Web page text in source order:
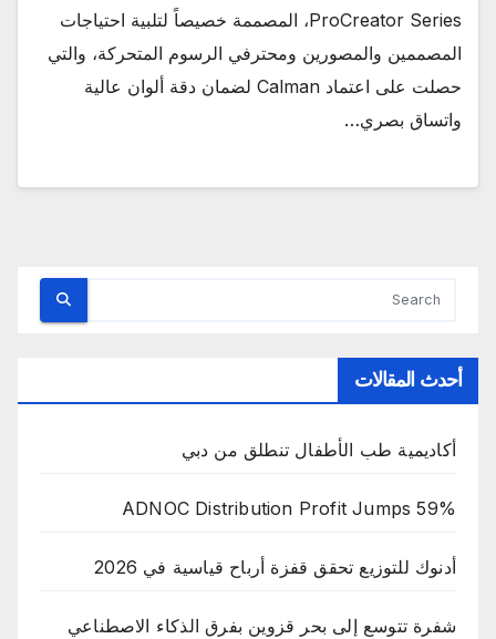
ProCreator Series، المصممة خصيصاً لتلبية احتياجات
المصممين والمصورين ومحترفي الرسوم المتحركة، والتي
حصلت على اعتماد Calman لضمان دقة ألوان عالية
واتساق بصري…
أحدث المقالات
أكاديمية طب الأطفال تنطلق من دبي
ADNOC Distribution Profit Jumps 59%
أدنوك للتوزيع تحقق قفزة أرباح قياسية في 2026
شفرة تتوسع إلى بحر قزوين بفرق الذكاء الاصطناعي